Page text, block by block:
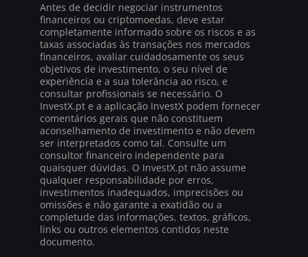
Antes de decidir negociar instrumentos
financeiros ou criptomoedas, deve estar
completamente informado sobre os riscos e as
taxas associadas às transações nos mercados
financeiros, avaliar cuidadosamente os seus
objetivos de investimento, o seu nível de
experiência e a sua tolerância ao risco, e
consultar profissionais se necessário. O
InvestX.pt e a aplicação InvestX podem fornecer
comentários gerais que não constituem
aconselhamento de investimento e não devem
ser interpretados como tal. Consulte um
consultor financeiro independente para
quaisquer dúvidas. O InvestX.pt não assume
qualquer responsabilidade por erros,
investimentos inadequados, imprecisões ou
omissões e não garante a exatidão ou a
completude das informações, textos, gráficos,
links ou outros elementos contidos neste
documento.